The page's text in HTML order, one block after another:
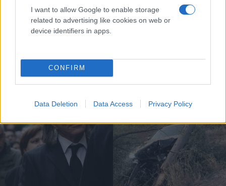
I want to allow Google to enable storage
related to advertising like cookies on web or
device identifiers in apps.
CONFIRM
Data Deletion Data Access Privacy Policy
Παραμονή Χριστουγέννων, στο Action 24, ο πετυχημένος
μάνατζερ, επιχειρηματίας και πρώην δήμαρχος Μαραθώνα
κάνει αποκαλύψεις που θα συζητηθούν.
Flash.gr